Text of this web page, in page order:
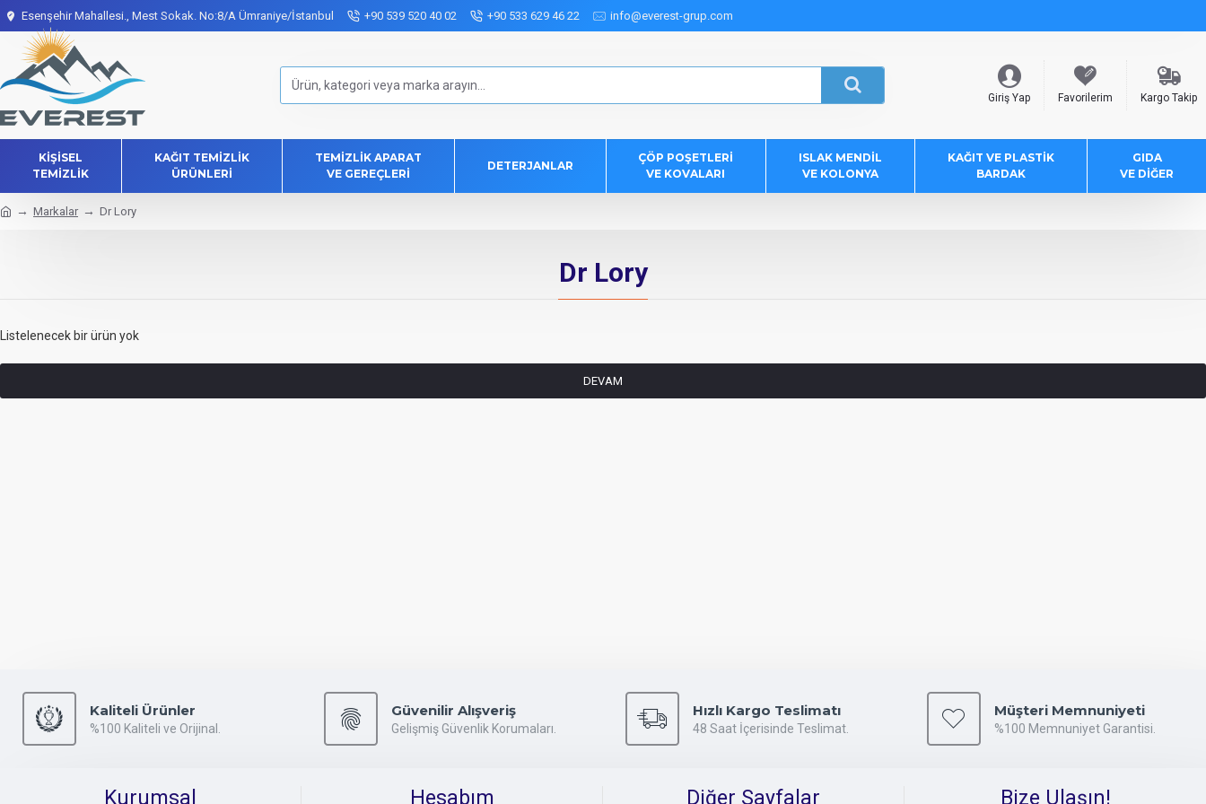
Esenşehir Mahallesi., Mest Sokak. No:8/A Ümraniye/İstanbul +90 539 520 40 02 +90 533 629 46 22 info@everest-grup.com
Giriş Yap Favorilerim Kargo Takip
KIŞISEL
TEMIZLIK
KAĞIT TEMIZLIK
ÜRÜNLERI
TEMIZLIK APARAT
VE GEREÇLERI
DETERJANLAR
ÇÖP POŞETLERI
VE KOVALARI
ISLAK MENDIL
VE KOLONYA
KAĞIT VE PLASTIK
BARDAK
GIDA
VE DIĞER
Markalar Dr Lory
Dr Lory
Listelenecek bir ürün yok
DEVAM
Kaliteli Ürünler
%100 Kaliteli ve Orijinal.
Güvenilir Alışveriş
Gelişmiş Güvenlik Korumaları.
Hızlı Kargo Teslimatı
48 Saat İçerisinde Teslimat.
Müşteri Memnuniyeti
%100 Memnuniyet Garantisi.
Kurumsal Hesabım Diğer Sayfalar Bize Ulaşın!